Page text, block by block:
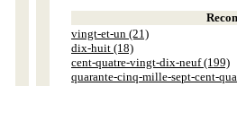
vingt-et-un (21)
dix-huit (18)
cent-quatre-vingt-dix-neuf (199)
quarante-cinq-mille-sept-cent-